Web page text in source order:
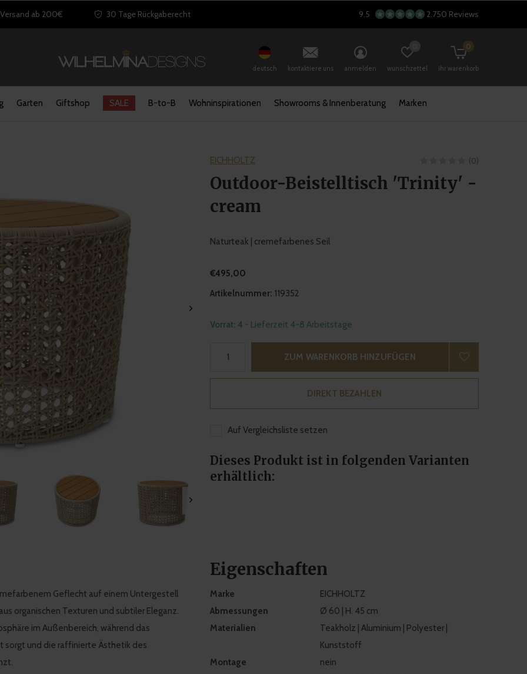
Garten Giftshop SALE B-to-B Wohninspirationen Showrooms & Innenberatung Marken
deutsch kontaktiere uns anmelden wunschzettel ihr warenkorb
0
ab 200€ 30 Tage Rückgaberecht 9.5 2.750 Reviews
EICHHOLTZ (0)
Outdoor-Beistelltisch 'Trinity' -
cream
Naturteak | cremefarbenes Seil
€495,00
Artikelnummer: 119352
Vorrat: 4 - Lieferzeit 4-8 Arbeitstage
ZUM WARENKORB HINZUFÜGEN
DIREKT BEZAHLEN
Auf Vergleichsliste setzen
Dieses Produkt ist in folgenden Varianten
erhältlich:
Geflecht auf einem Untergestell
organischen Texturen und subtiler Eleganz.
im Außenbereich, während das
sorgt und die raffinierte Ästhetik des
Eigenschaften
Marke
EICHHOLTZ
Abmessungen
Ø 60 | H. 45 cm
Materialien
Teakholz | Aluminium | Polyester |
Kunststoff
Montage
nein